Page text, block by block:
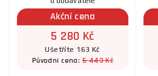
Akční cena
5 280 Kč
Ušetříte 163 Kč
Původní cena:5 443 Kč